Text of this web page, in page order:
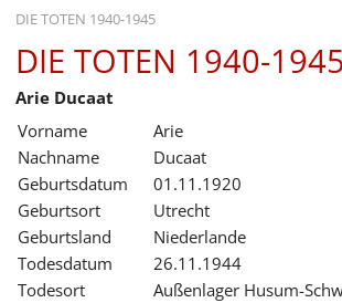
DIE TOTEN 1940-1945
STARTSEITE
AKTUELLES
AUSSTELLUNGEN
GESCHICHTE
BILDUNG
FORSCHUNG
DIE TOTEN 1940-1945
Arie Ducaat
Vorname
Arie
Nachname
Ducaat
Geburtsdatum
01.11.1920
Geburtsort
Utrecht
Geburtsland
Niederlande
Todesdatum
26.11.1944
Todesort
Außenlager Husum-